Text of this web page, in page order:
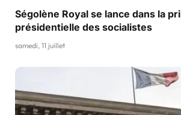
Ségolène Royal se lance dans la
présidentielle des socialistes
samedi, 11 juillet